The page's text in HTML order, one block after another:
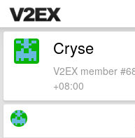
Cryse
V2EX member
+08:00